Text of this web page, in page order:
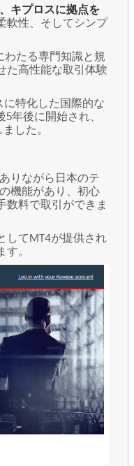
キプロスに拠点を
軟性、そしてシンプ
たる専門知識と規
た高性能な取引体験
特化した国際的な
年後に開始され、
した。
りながら日本のテ
機能があり、初心
数料で取引ができま
してMT4が提供され
。